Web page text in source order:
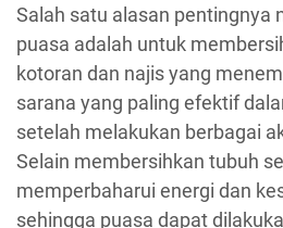
Salah satu alasan pentingnya
puasa adalah untuk
kotoran dan najis yang
sarana yang paling efektif
setelah melakukan berbagai
Selain membersihkan tubuh
memperbaharui energi dan
sehingga puasa dapat